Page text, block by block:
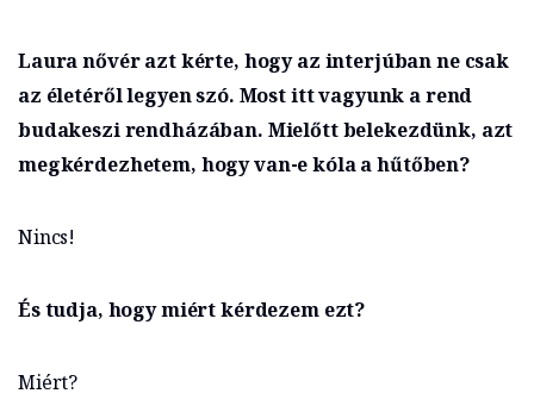
Laura nővér azt kérte, hogy az interjúban ne csak
az életéről legyen szó. Most itt vagyunk a rend
budakeszi rendházában. Mielőtt belekezdünk, azt
megkérdezhetem, hogy van-e kóla a hűtőben?
Nincs!
És tudja, hogy miért kérdezem ezt?
Miért?